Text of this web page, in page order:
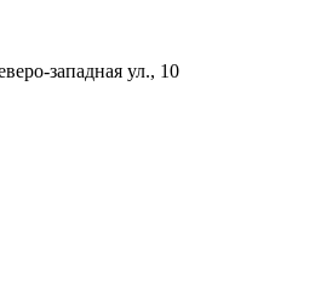
западная ул., 10